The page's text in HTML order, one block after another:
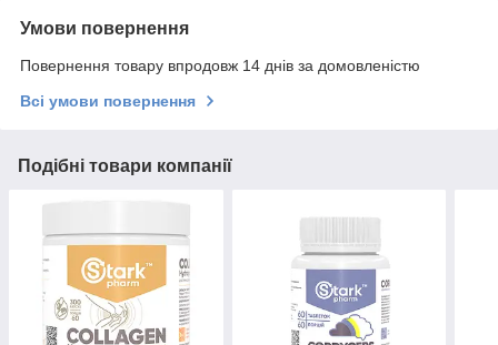
Умови повернення
Повернення товару впродовж 14 днів за домовленістю
Всі умови повернення
Подібні товари компанії